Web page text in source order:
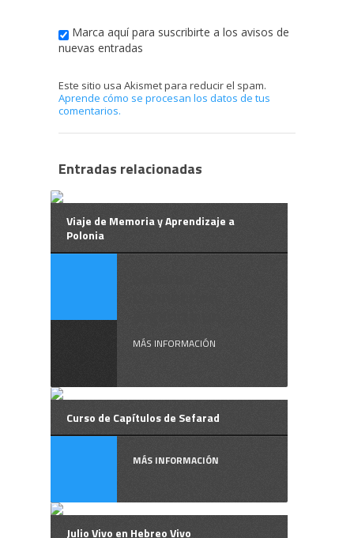
Marca aquí para suscribirte a los avisos de
nuevas entradas
Este sitio usa Akismet para reducir el spam.
Aprende cómo se procesan los datos de tus
comentarios.
Entradas relacionadas
Viaje de Memoria y Aprendizaje a
Polonia
MÁS INFORMACIÓN
Curso de Capítulos de Sefarad
MÁS INFORMACIÓN
Julio Vivo en Hebreo Vivo